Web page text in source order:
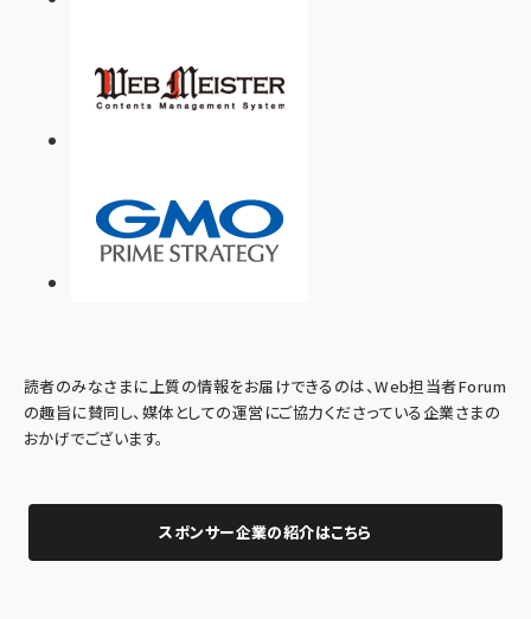
読者のみなさまに上質の情報をお届けできるのは、Web担当者Forum
の趣旨に賛同し、媒体としての運営にご協力くださっている企業さまの
おかげでございます。
スポンサー企業の紹介はこちら